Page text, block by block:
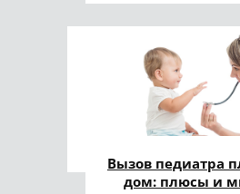
Вызов педиатра
дом: плюсы и